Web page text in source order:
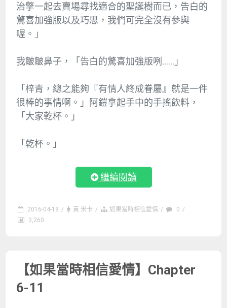
治擎一起去賣場尋找適合的聖誕樹而已，告白的
驚喜加強版以及巧思，我們可完全沒有參與
喔。」
我皺皺鼻子，「告白的驚喜加強版咧……」
「梓青，總之能夠『有情人終成眷屬』就是一件
很棒的事情啊。」阿鎧拿起手中的手搖飲料，
「大家乾杯。」
「乾杯。」
繼續閱讀
2016-04-18 / 黃 米卡 / 如果當時相信愛情 / 0 /
3,260
【如果當時相信愛情】Chapter
6-11